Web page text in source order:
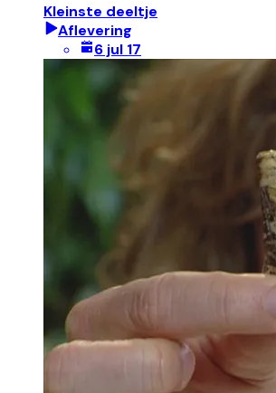
Kleinste deeltje
Aflevering
6 jul 17